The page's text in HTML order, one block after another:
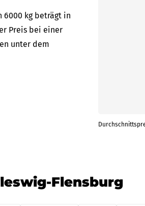
6000 kg beträgt in
Preis bei einer
unter dem
Flensburg